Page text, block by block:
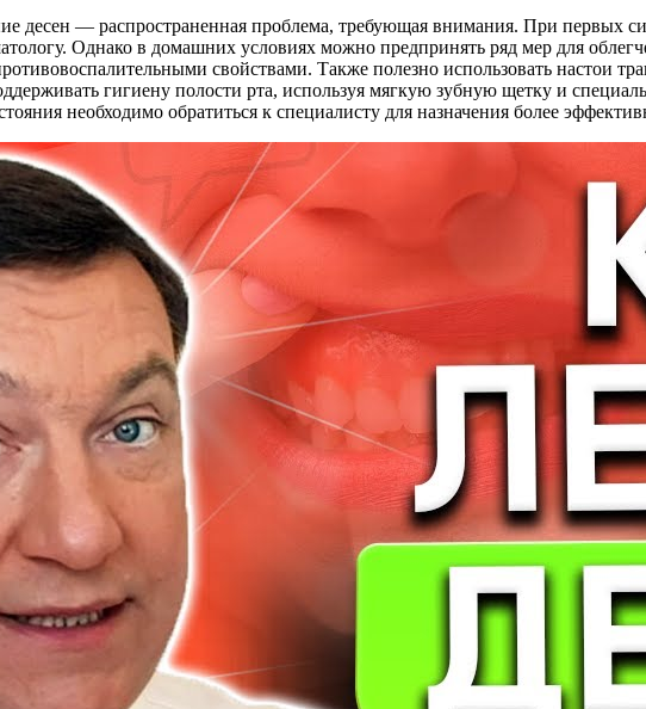
десен — распространенная проблема, требующая внимания. При первых
Однако в домашних условиях можно предпринять ряд мер для
свойствами. Также полезно использовать настои
гигиену полости рта, используя мягкую зубную щетку и
необходимо обратиться к специалисту для назначения более